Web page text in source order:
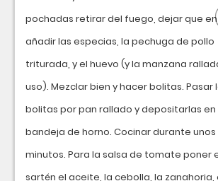
pochadas retirar del fuego, dejar que
añadir las especias, la pechuga de pollo
triturada, y el huevo (y la manzana
uso). Mezclar bien y hacer bolitas. Pasar
bolitas por pan rallado y depositarlas en
bandeja de horno. Cocinar durante unos
minutos. Para la salsa de tomate poner
sartén el aceite, la cebolla, la zanahoria,